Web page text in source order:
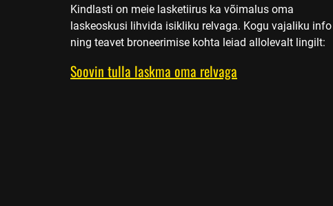
Kindlasti on meie lasketiirus ka võimalus oma
laskeoskusi lihvida isikliku relvaga. Kogu vajaliku info
ning teavet broneerimise kohta leiad allolevalt lingilt:
Soovin tulla laskma oma relvaga